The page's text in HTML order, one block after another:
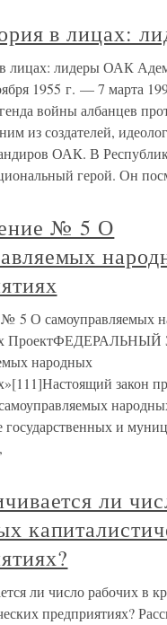
в лицах:
в лицах: лидеры ОАК
1955 г. — 7 марта
войны албанцев
из создателей,
ОАК. В
герой. Он
№ 5 О
5 О самоуправляемых
народных
закон
государственных и
ли
ли число рабочих в
предприятиях?